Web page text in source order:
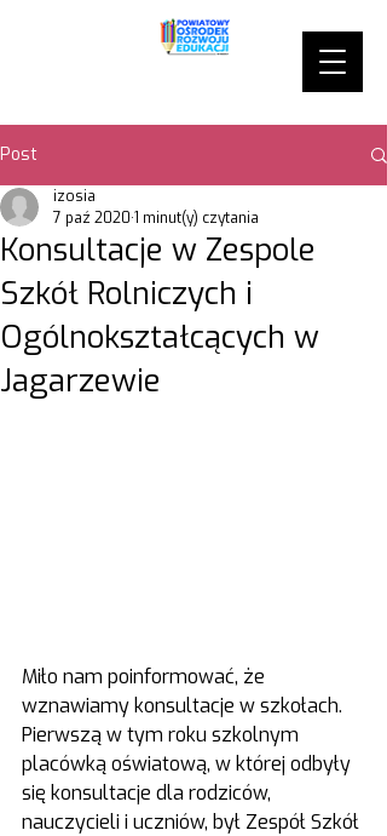
Post
Konsultacje w Zespole
Szkół Rolniczych i
Ogólnokształcących w
Jagarzewie
izosia
7 paź 2020 1 minut(y) czytania
Miło nam poinformować, że
wznawiamy konsultacje w szkołach.
Pierwszą w tym roku szkolnym
placówką oświatową, w której odbyły
się konsultacje dla rodziców,
nauczycieli i uczniów, był Zespół Szkół